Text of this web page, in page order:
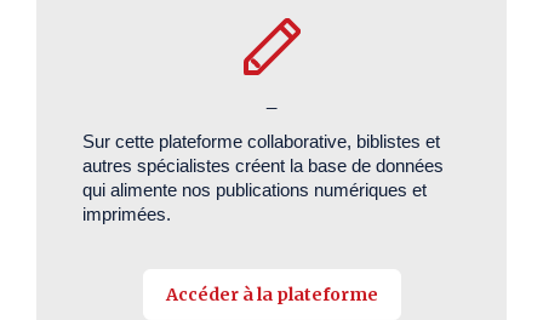
Sur cette plateforme collaborative, biblistes et
autres spécialistes créent la base de données
qui alimente nos publications numériques et
imprimées.
Accéder à la plateforme